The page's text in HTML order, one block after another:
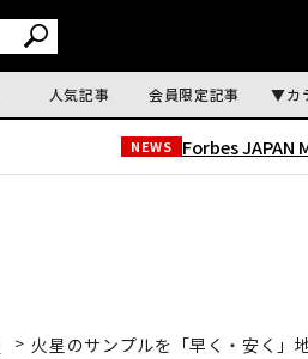
人気記事 会員限定記事 カ
NEWS Forbes JAPAN
火星のサンプルを「早く・安く